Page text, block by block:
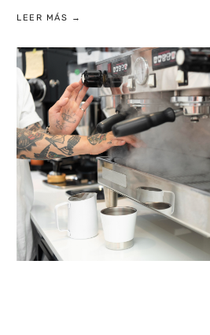
LEER MÁS →